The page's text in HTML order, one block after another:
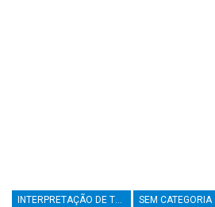
INTERPRETAÇÃO DE TEXTO SEM CATEGORIA